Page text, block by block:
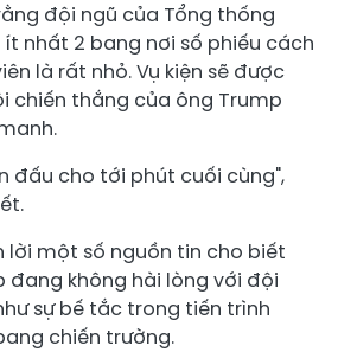
đội ngũ của Tổng thống
nhất 2 bang nơi số phiếu cách
là rất nhỏ. Vụ kiện sẽ được
chiến thắng của ông Trump
đấu cho tới phút cuối cùng",
lời một số nguồn tin cho biết
đang không hài lòng với đội
sự bế tắc trong tiến trình
chiến trường.